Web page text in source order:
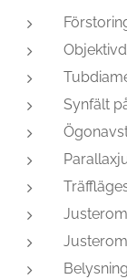
Synfält